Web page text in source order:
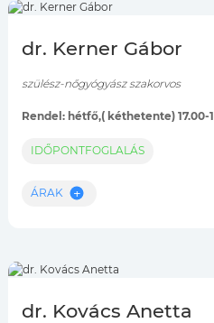
dr. Kerner Gábor
szülész-nőgyógyász szakorvos
Rendel: hétfő,( kéthetente) 17.00-
IDŐPONTFOGLALÁS
ÁRAK
dr. Kovács Anetta